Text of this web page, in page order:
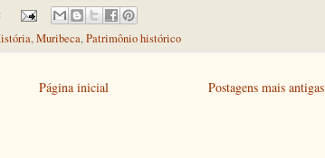
,Muribeca,Patrimônio histórico
Postagens mais antigas
Página inicial